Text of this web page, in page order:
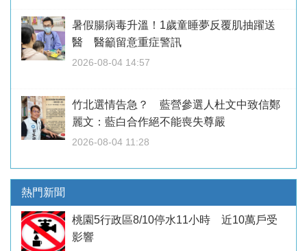
暑假腸病毒升溫！1歲童睡夢反覆肌抽躍送
醫 醫籲留意重症警訊
2026-08-04 14:57
竹北選情告急？ 藍營參選人杜文中致信鄭
麗文：藍白合作絕不能喪失尊嚴
2026-08-04 11:28
熱門新聞
桃園5行政區8/10停水11小時 近10萬戶受
影響